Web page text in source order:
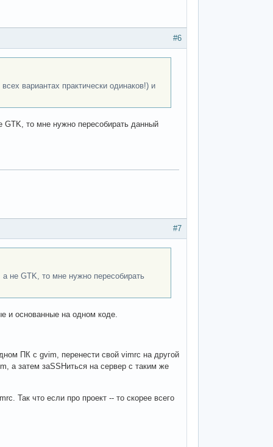
#6
вариантах практически одинаков!) и
то мне нужно пересобирать данный
#7
не GTK, то мне нужно пересобирать
и основанные на одном коде.
ПК с gvim, перенести свой vimrc на другой
а затем заSSHиться на сервер с таким же
Так что если про проект -- то скорее всего